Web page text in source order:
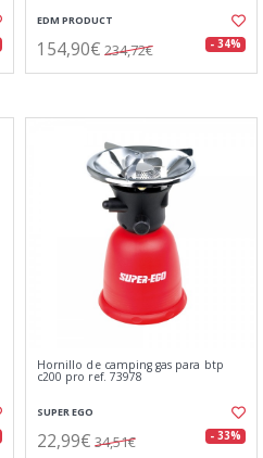
EDM PRODUCT
154,90€ 234,72€ - 34%
Hornillo de camping gas para btp
c200 pro ref. 73978
SUPER EGO
22,99€ 34,51€ - 33%